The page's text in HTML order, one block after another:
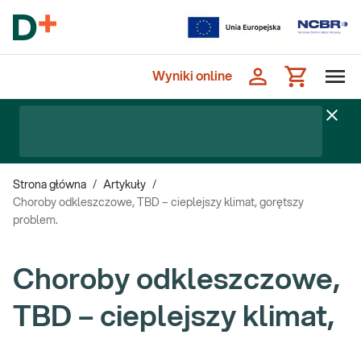
Wyniki online
Strona główna / Artykuły /
Choroby odkleszczowe, TBD – cieplejszy klimat, gorętszy
problem.
Choroby odkleszczowe,
TBD – cieplejszy klimat,